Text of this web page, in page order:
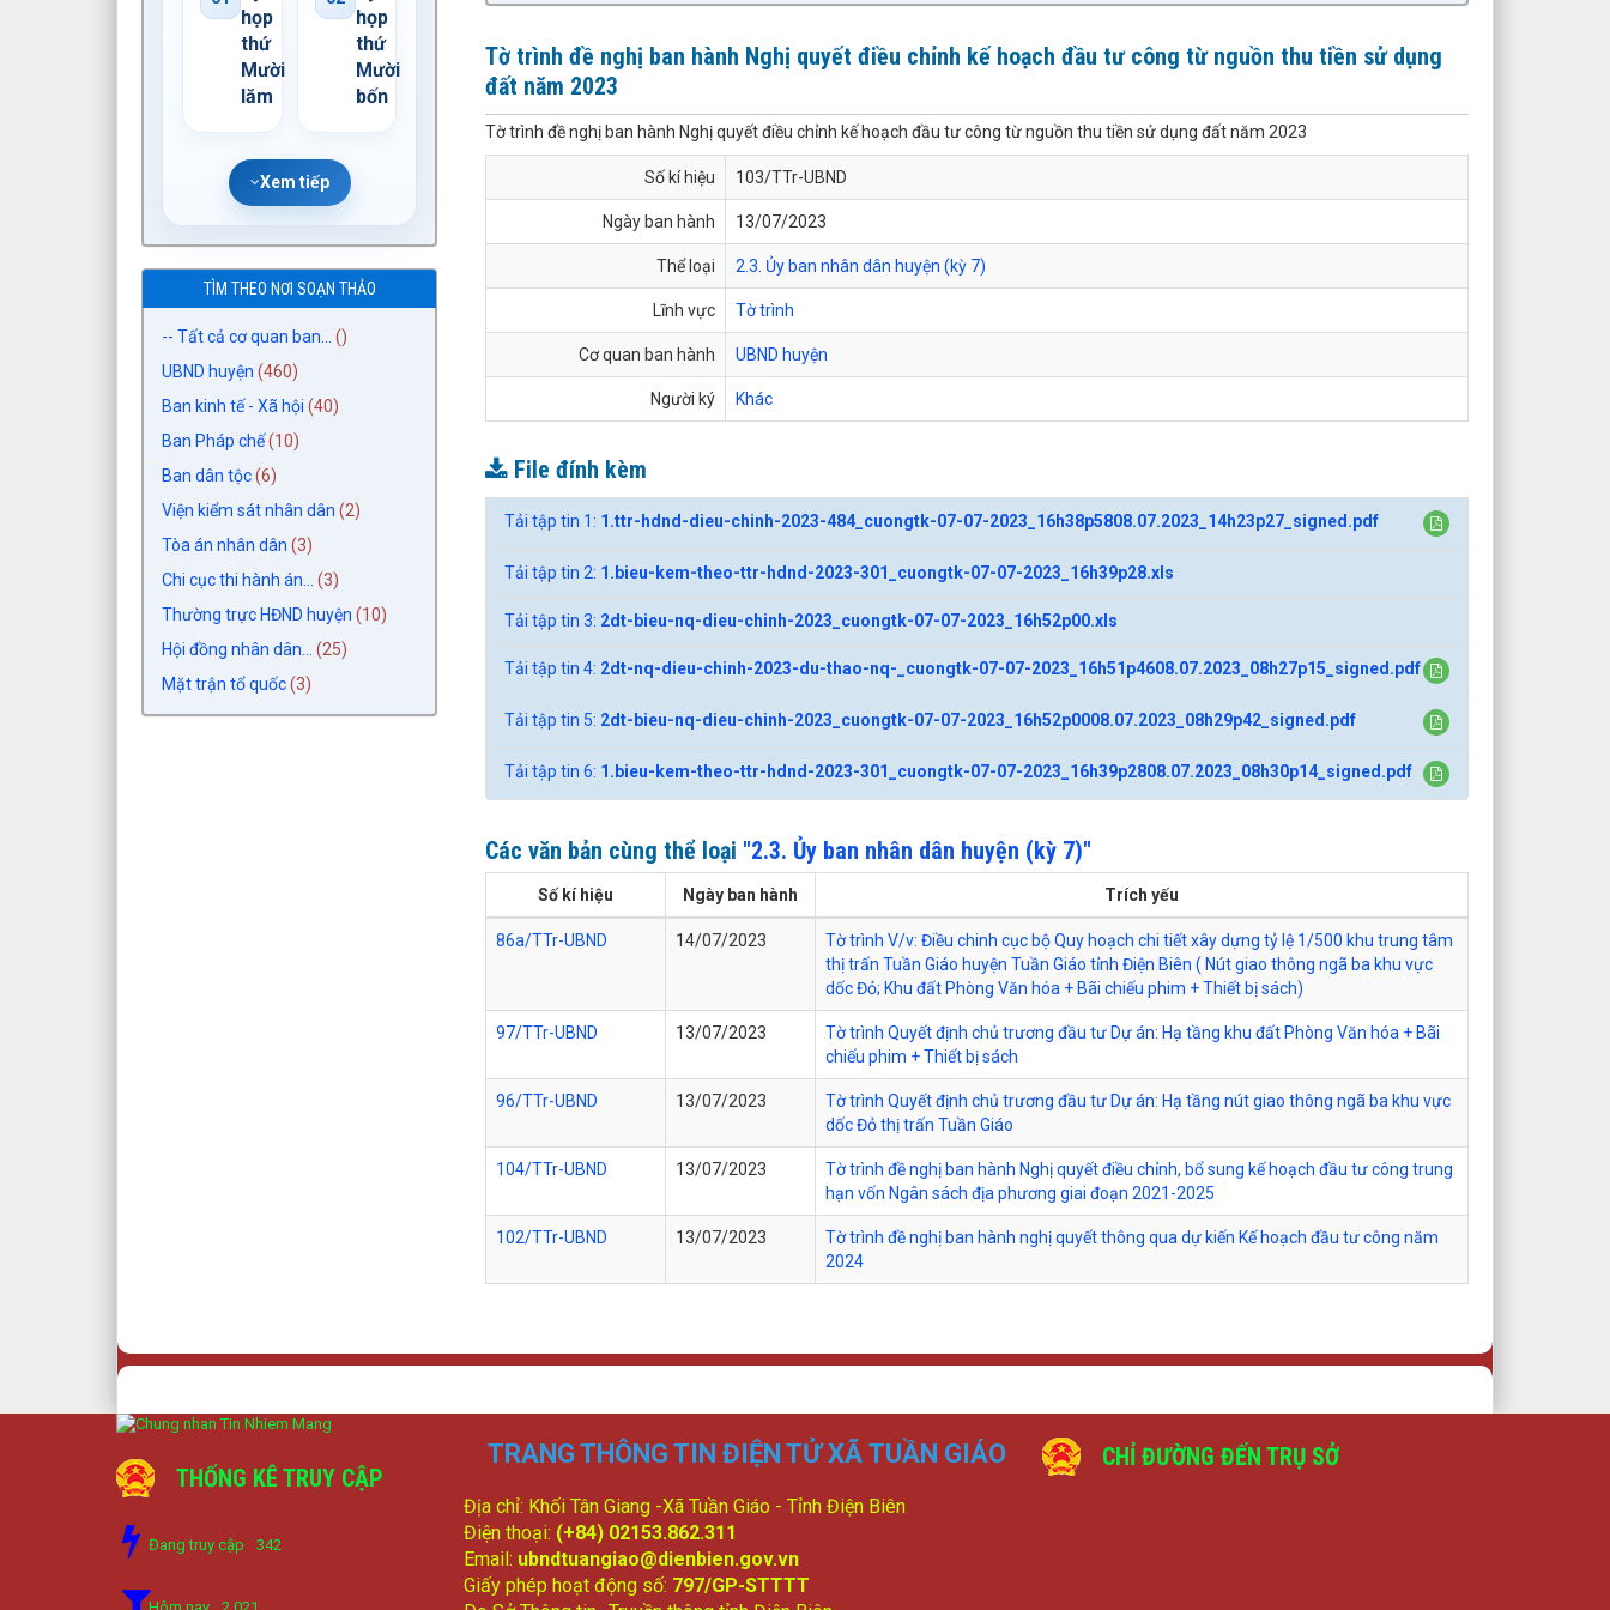
họp
thứ
Mười
lăm
họp
thứ
Mười
bốn
Xem tiếp
TÌM THEO NƠI SOẠN THẢO
-- Tất cả cơ quan ban...
()
UBND huyện (460)
Ban kinh tế - Xã hội (40)
Ban Pháp chế(10)
Ban dân tộc(6)
Viện kiểm sát nhân dân (2)
Tòa án nhân dân (3)
Chi cục thi hành án...
(3)
Thường trực HĐND huyện (10)
Hội đồng nhân dân...
(25)
Mặt trận tổ quốc(3)
Tờ trình đề nghị ban hành Nghị quyết điều chỉnh kế hoạch đầu tư công từ nguồn thu tiền sử dụng
đất năm 2023
Tờ trình đề nghị ban hành Nghị quyết điều chỉnh kế hoạch đầu tư công từ nguồn thu tiền sử dụng đất năm 2023
Số kí hiệu 103/TTr-UBND
Ngày ban hành 13/07/2023
Thể loại 2.3. Ủy ban nhân dân huyện (kỳ 7)
Lĩnh vực Tờ trình
Cơ quan ban hành UBND huyện
Người ký Khác
File đính kèm
Tải tập tin 1: 1.ttr-hdnd-dieu-chinh-2023-484_cuongtk-07-07-2023_16h38p5808.07.2023_14h23p27_signed.pdf
Tải tập tin 2: 1.bieu-kem-theo-ttr-hdnd-2023-301_cuongtk-07-07-2023_16h39p28.xls
Tải tập tin 3: 2dt-bieu-nq-dieu-chinh-2023_cuongtk-07-07-2023_16h52p00.xls
Tải tập tin 4: 2dt-nq-dieu-chinh-2023-du-thao-nq-_cuongtk-07-07-2023_16h51p4608.07.2023_08h27p15_signed.pdf
Tải tập tin 5: 2dt-bieu-nq-dieu-chinh-2023_cuongtk-07-07-2023_16h52p0008.07.2023_08h29p42_signed.pdf
Tải tập tin 6: 1.bieu-kem-theo-ttr-hdnd-2023-301_cuongtk-07-07-2023_16h39p2808.07.2023_08h30p14_signed.pdf
Các văn bản cùng thể loại "2.3. Ủy ban nhân dân huyện (kỳ 7)"
Số kí hiệu Ngày ban hành Trích yếu
86a/TTr-UBND 14/07/2023
Tờ trình V/v: Điều chinh cục bộ Quy hoạch chi tiết xây dựng tỷ lệ 1/500 khu trung tâm
thị trấn Tuần Giáo huyện Tuần Giáo tỉnh Điện Biên ( Nút giao thông ngã ba khu vực
dốc Đỏ; Khu đất Phòng Văn hóa + Bãi chiếu phim + Thiết bị sách)
97/TTr-UBND 13/07/2023
Tờ trình Quyết định chủ trương đầu tư Dự án: Hạ tầng khu đất Phòng Văn hóa + Bãi
chiếu phim + Thiết bị sách
96/TTr-UBND 13/07/2023
Tờ trình Quyết định chủ trương đầu tư Dự án: Hạ tầng nút giao thông ngã ba khu vực
dốc Đỏ thị trấn Tuần Giáo
104/TTr-UBND 13/07/2023
Tờ trình đề nghị ban hành Nghị quyết điều chỉnh, bổ sung kế hoạch đầu tư công trung
hạn vốn Ngân sách địa phương giai đoạn 2021-2025
102/TTr-UBND 13/07/2023
Tờ trình đề nghị ban hành nghị quyết thông qua dự kiến Kế hoạch đầu tư công năm
2024
THỐNG KÊ TRUY CẬP
Đang truy cập 342
TRANG THÔNG TIN ĐIỆN TỬ XÃ TUẦN GIÁO
Địa chỉ: Khối Tân Giang -Xã Tuần Giáo - Tỉnh Điện Biên
Điện thoại: (+84) 02153.862.311
Email: ubndtuangiao@dienbien.gov.vn
Giấy phép hoạt động số: 797/GP-STTTT
CHỈ ĐƯỜNG ĐẾN TRỤ SỞ